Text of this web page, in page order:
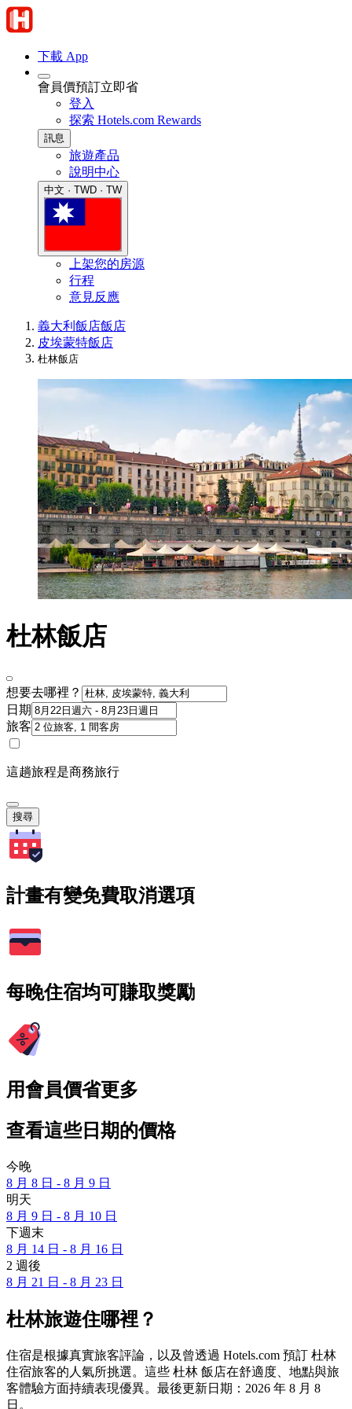
下載 App
會員價預訂立即省
登入
探索 Hotels.com Rewards
訊息
旅遊產品
說明中心
中文 · TWD · TW
上架您的房源
行程
意見反應
義大利飯店飯店
皮埃蒙特飯店
杜林飯店
杜林飯店
想要去哪裡？
日期
旅客
這趟旅程是商務旅行
搜尋
計畫有變免費取消選項
每晚住宿均可賺取獎勵
用會員價省更多
查看這些日期的價格
今晚
8 月 8 日 - 8 月 9 日
明天
8 月 9 日 - 8 月 10 日
下週末
8 月 14 日 - 8 月 16 日
2 週後
8 月 21 日 - 8 月 23 日
杜林旅遊住哪裡？
住宿是根據真實旅客評論，以及曾透過 Hotels.com 預訂 杜林
住宿旅客的人氣所挑選。這些 杜林 飯店在舒適度、地點與旅
客體驗方面持續表現優異。最後更新日期： 2026 年 8 月 8
日 。